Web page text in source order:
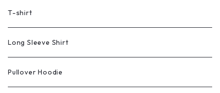
T-shirt
Long Sleeve Shirt
Pullover Hoodie